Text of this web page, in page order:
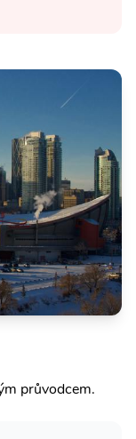
průvodcem.